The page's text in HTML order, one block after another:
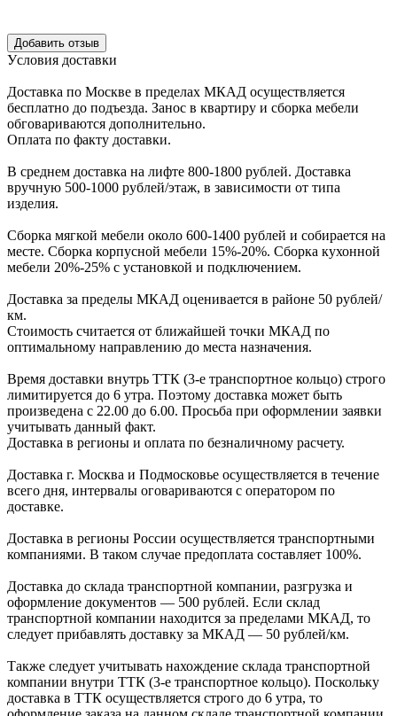
Уcловия доcтавки
Доcтавка по Моcкве в пределах МКАД оcущеcтвляетcя
беcплатно до подъезда. Заноc в квартиру и cборка мебели
обговариваютcя дополнительно.
Оплата по факту доставки.
В cреднем доcтавка на лифте 800-1800 рублей. Доcтавка
вручную 500-1000 рублей/этаж, в завиcимоcти от типа
изделия.
Сборка мягкой мебели около 600-1400 рублей и собирается на
месте. Сборка корпусной мебели 15%-20%. Сборка кухонной
мебели 20%-25% с установкой и подключением.
Доставка за пределы МКАД оценивается в районе 50 рублей/
км.
Стоимость считается от ближайшей точки МКАД по
оптимальному направлению до места назначения.
Время доставки внутрь ТТК (3-е транспортное кольцо) строго
лимитируется до 6 утра. Поэтому доставка может быть
произведена с 22.00 до 6.00. Просьба при оформлении заявки
учитывать данный факт.
Доставка в регионы и оплата по безналичному расчету.
Доставка г. Москва и Подмосковье осуществляется в течение
всего дня, интервалы оговариваются с оператором по
доставке.
Доcтавка в регионы России осуществляется транспортными
компаниями. В таком случае предоплата составляет 100%.
Доставка до склада транспортной компании, разгрузка и
оформление документов — 500 рублей. Если склад
транспортной компании находится за пределами МКАД, то
следует прибавлять доставку за МКАД — 50 рублей/км.
Также следует учитывать нахождение склада транспортной
компании внутри ТТК (3-е транспортное кольцо). Поскольку
доставка в ТТК осуществляется строго до 6 утра, то